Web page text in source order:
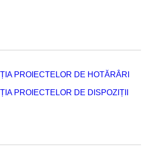
PROIECTELOR DE HOTĂRÂRI
PROIECTELOR DE DISPOZIȚII